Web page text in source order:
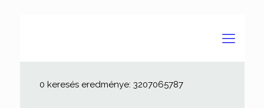
0 keresés eredménye: 3207065787